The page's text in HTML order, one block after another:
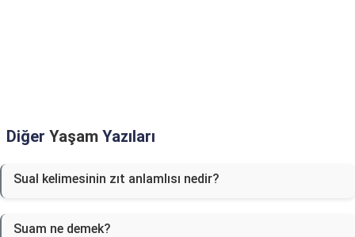
Diğer Yaşam Yazıları
Sual kelimesinin zıt anlamlısı nedir?
Suam ne demek?